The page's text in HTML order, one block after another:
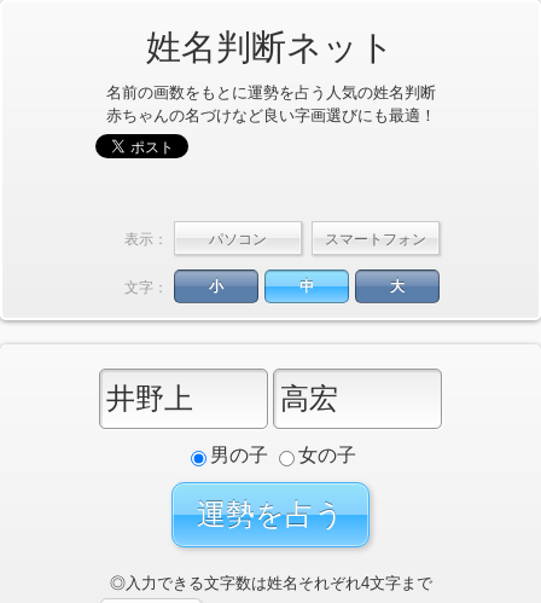
姓名判断ネット
名前の画数をもとに運勢を占う人気の姓名判断
赤ちゃんの名づけなど良い字画選びにも最適！
表示：
文字： 小 中 大
男の子 女の子
◎入力できる文字数は姓名それぞれ4文字まで